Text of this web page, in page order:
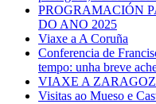
PROGRAMACIÓN
DO ANO 2025
Viaxe a A Coruña
Conferencia de
tempo: unha breve
VIAXE A
Visitas ao Mueso e